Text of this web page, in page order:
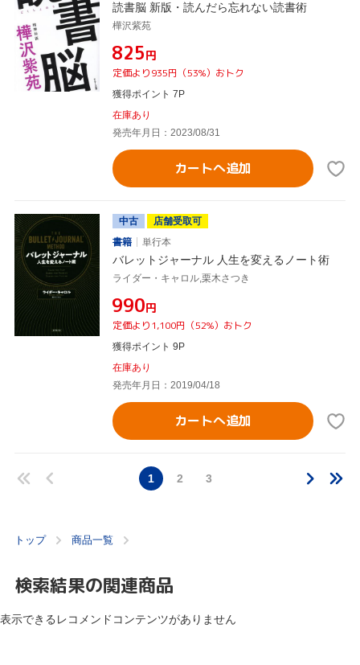
読書脳 新版・読んだら忘れない読書術
樺沢紫苑
¥825円
定価より935円（53%）おトク
獲得ポイント 7P
在庫あり
発売年月日：2023/08/31
カートへ追加
中古
店舗受取可
書籍
単行本
バレットジャーナル 人生を変えるノート術
ライダー・キャロル,栗木さつき
¥990円
定価より1,100円（52%）おトク
獲得ポイント 9P
在庫あり
発売年月日：2019/04/18
カートへ追加
1 2 3
トップ 商品一覧
検索結果の関連商品
表示できるレコメンドコンテンツがありません